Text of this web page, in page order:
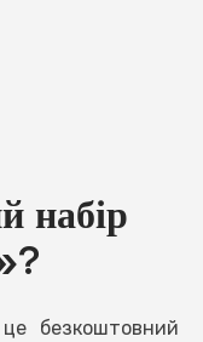
набір
безкоштовний